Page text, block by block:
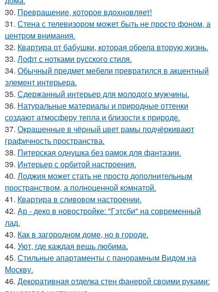
30. Превращение, которое вдохновляет!
31. Стена с телевизором может быть не просто фоном, а
центром внимания.
32. Квартира от бабушки, которая обрела вторую жизнь.
33. Лофт с нотками русского стиля.
34. Обычный предмет мебели превратился в акцентный
элемент интерьера.
35. Сдержанный интерьер для молодого мужчины.
36. Натуральные материалы и природные оттенки
создают атмосферу тепла и близости к природе.
37. Окрашенные в чёрный цвет рамы подчёркивают
графичность пространства.
38. Питерская однушка без рамок для фантазии.
39. Интерьер с орбитой настроения.
40. Лоджия может стать не просто дополнительным
пространством, а полноценной комнатой.
41. Квартира в сливовом настроении.
42. Ар - деко в новостройке: "Гэтсби" на современный
лад.
43. Как в загородном доме, но в городе.
44. Уют, где каждая вещь любима.
45. Стильные апартаменты с панорамным Видом на
Москву.
46. Декоративная отделка стен фанерой своими руками: